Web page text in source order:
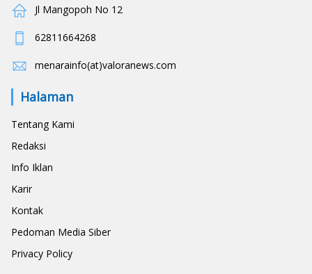
Jl Mangopoh No 12
62811664268
menarainfo(at)valoranews.com
Halaman
Tentang Kami
Redaksi
Info Iklan
Karir
Kontak
Pedoman Media Siber
Privacy Policy